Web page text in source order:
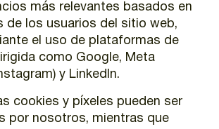
más relevantes basados en
de los usuarios del sitio web,
el uso de plataformas de
como Google, Meta
y LinkedIn.
cookies y píxeles pueden ser
por nosotros, mientras que